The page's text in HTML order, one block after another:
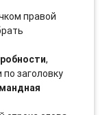
правой
,
заголовку